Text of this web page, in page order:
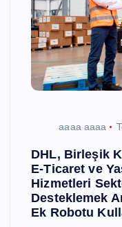
aaaa aaaa
DHL, Birleşik
E-Ticaret ve
Hizmetleri
Desteklemek
Ek Robotu